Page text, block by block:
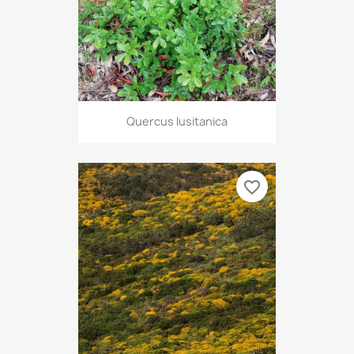
Quercus lusitanica
favorite_border